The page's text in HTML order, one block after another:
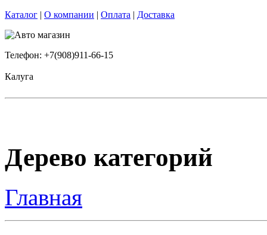
Каталог | О компании | Оплата | Доставка
Телефон: +7(908)911-66-15
Калуга
Дерево категорий
Главная